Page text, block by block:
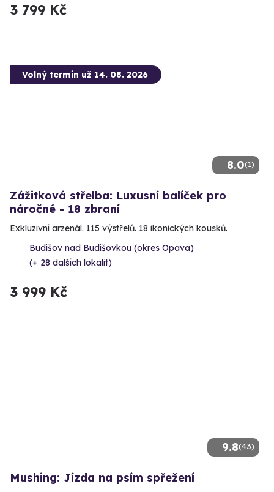
3 799 Kč
8.0(1)
Volný termín už 14. 08. 2026
Zážitková střelba: Luxusní balíček pro
náročné - 18 zbraní
Exkluzivní arzenál. 115 výstřelů. 18 ikonických kousků.
Budišov nad Budišovkou (okres Opava)
(+ 28 dalších lokalit)
3 999 Kč
9.8(43)
Mushing: Jízda na psím spřežení